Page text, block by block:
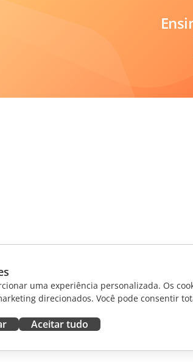
uma experiência personalizada. Os
direcionados. Você pode consentir
Aceitar tudo